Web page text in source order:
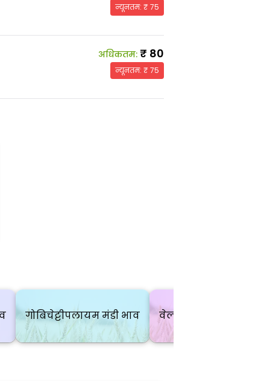
न्यूनतम: ₹75
अधिकतम: ₹ 80
न्यूनतम: ₹75
गोबिचेट्टीपलायम मंडी भाव वेल्लंकोइल मंडी भाव